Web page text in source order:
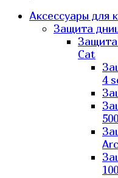
Аксессуары для
Защита
Cat
4